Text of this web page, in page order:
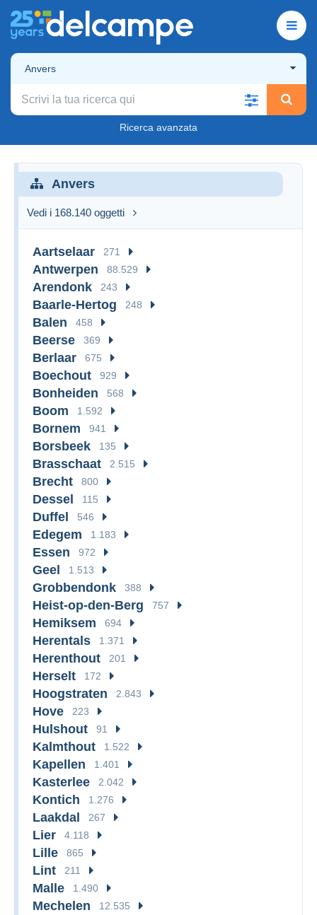
Anvers
Ricerca avanzata
Anvers
Vedi i 168.140 oggetti
Aartselaar 271
Antwerpen 88.529
Arendonk 243
Baarle-Hertog 248
Balen 458
Beerse 369
Berlaar 675
Boechout 929
Bonheiden 568
Boom 1.592
Bornem 941
Borsbeek 135
Brasschaat 2.515
Brecht 800
Dessel 115
Duffel 546
Edegem 1.183
Essen 972
Geel 1.513
Grobbendonk 388
Heist-op-den-Berg 757
Hemiksem 694
Herentals 1.371
Herenthout 201
Herselt 172
Hoogstraten 2.843
Hove 223
Hulshout 91
Kalmthout 1.522
Kapellen 1.401
Kasterlee 2.042
Kontich 1.276
Laakdal 267
Lier 4.118
Lille 865
Lint 211
Malle 1.490
Mechelen 12.535